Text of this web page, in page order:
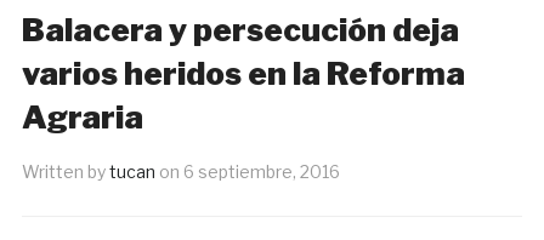
Balacera y persecución deja
varios heridos en la Reforma
Agraria
Written bytucan on 6 septiembre, 2016